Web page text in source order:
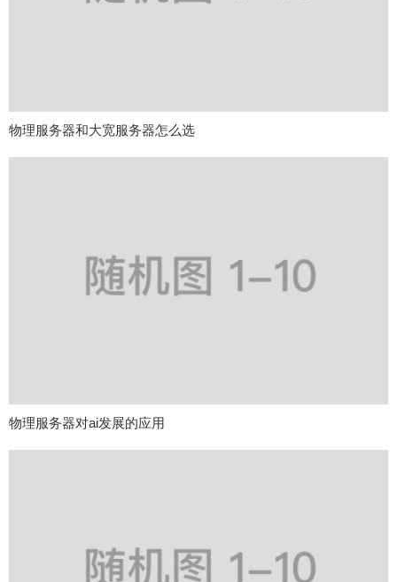
物理服务器和大宽服务器怎么选
物理服务器对ai发展的应用